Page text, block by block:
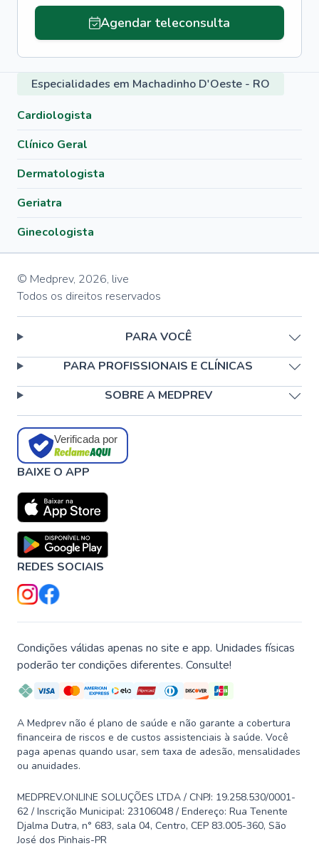
Agendar teleconsulta
Especialidades em Machadinho D'Oeste - RO
Cardiologista
Clínico Geral
Dermatologista
Geriatra
Ginecologista
© Medprev, 2026, live
Todos os direitos reservados
PARA VOCÊ
PARA PROFISSIONAIS E CLÍNICAS
SOBRE A MEDPREV
Verificada por
BAIXE O APP
REDES SOCIAIS
Condições válidas apenas no site e app. Unidades físicas
poderão ter condições diferentes. Consulte!
A Medprev não é plano de saúde e não garante a cobertura
financeira de riscos e de custos assistenciais à saúde. Você
paga apenas quando usar, sem taxa de adesão, mensalidades
ou anuidades.
MEDPREV.ONLINE SOLUÇÕES LTDA / CNPJ: 19.258.530/0001-
62 / Inscrição Municipal: 23106048 / Endereço: Rua Tenente
Djalma Dutra, n° 683, sala 04, Centro, CEP 83.005-360, São
José dos Pinhais-PR